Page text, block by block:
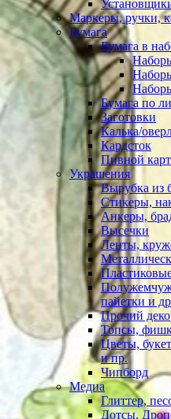
Маркеры, ручки,
Бумага
Бумага в
Бумага по
Заготовки
Калька/
Кардсток
Пивной
Украшения
Вырубка из
Стикеры,
Анкеры,
Высечки
Ленты,
пайетки и
Прочий
Топсы,
Цветы,
и пр.
Чипборд
Медиа
Глиттер,
Дотсы,